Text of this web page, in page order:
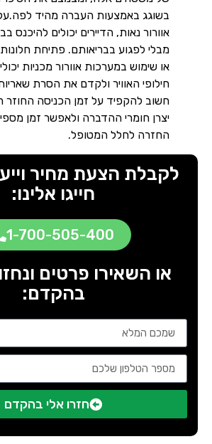
בשוגג באמצעות העברה מהיד
אוורור נאות, הדיירים יכולים
מבלי לפגוע בבריאותם. פתיחת
או שימוש במערכות אוורור מכניות
חילופי האוויר ולקדם את הסרת
חשוב להקפיד על זמן הכניסה החוזר
יצרן חומרי ההדברה ולאפשר זמן
החזרה לחלל המטופל.
לקבלת הצעת מחיר
חייגו אלינו:
1-700-505-400
או השאירו פרטים
בהקדם:
חזרו אלי בהקדם